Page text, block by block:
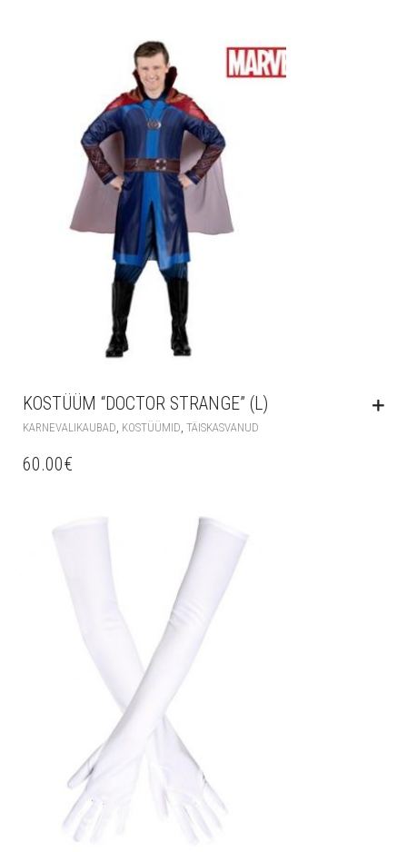
KOSTÜÜM “DOCTOR STRANGE” (L)
KARNEVALIKAUBAD, KOSTÜÜMID, TÄISKASVANUD
60.00€